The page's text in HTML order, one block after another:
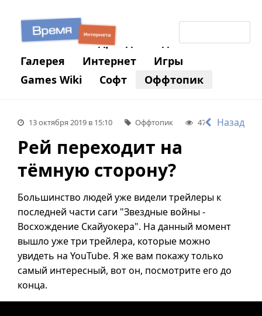
Новости Андроид
Гаджеты
Галерея
Интернет
Игры
Games Wiki
Софт
Оффтопик
13 октября 2019 в 15:10 Оффтопик 479 0
Назад
Рей переходит на
тёмную сторону?
Большинство людей уже видели трейлеры к
последней части саги "Звездные войны -
Восхождение Скайуокера". На данный момент
вышло уже три трейлера, которые можно
увидеть на YouTube. Я же вам покажу только
самый интересный, вот он, посмотрите его до
конца.